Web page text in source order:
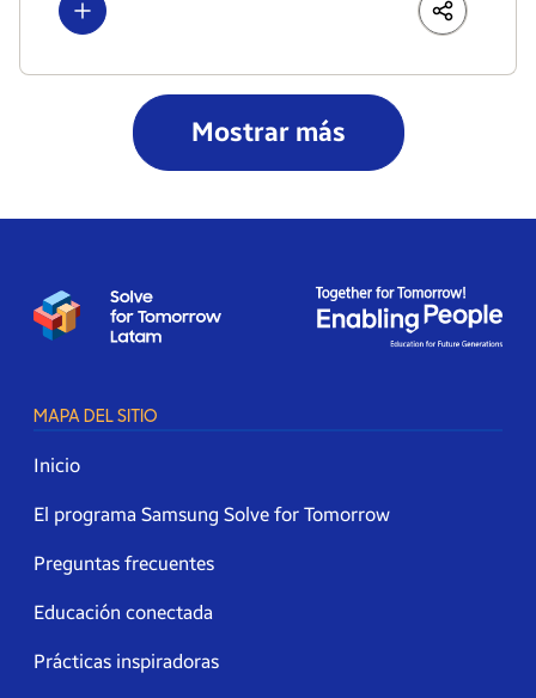
Show more LinkedIn
Share
Mostrar más
MAPA DEL SITIO
Inicio
El programa Samsung Solve for Tomorrow
Preguntas frecuentes
Educación conectada
Prácticas inspiradoras